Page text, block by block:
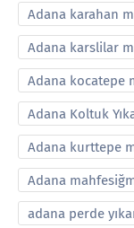
Adana karahan
Adana karslilar
Adana kocatepe
Adana Koltuk
Adana kurttepe
Adana
adana perde